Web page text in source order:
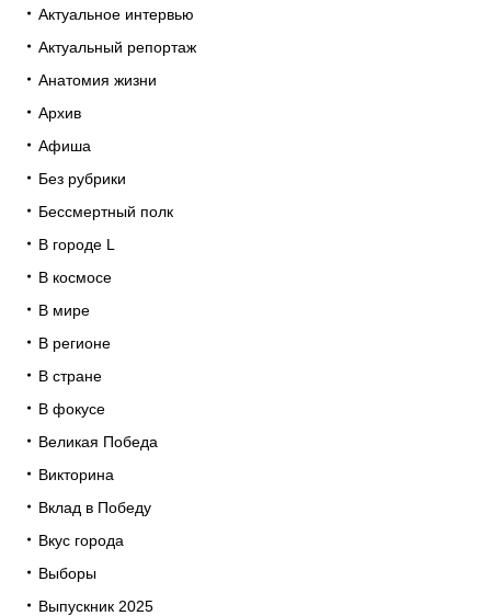
Актуальное интервью
Актуальный репортаж
Анатомия жизни
Архив
Афиша
Без рубрики
Бессмертный полк
В городе L
В космосе
В мире
В регионе
В стране
В фокусе
Великая Победа
Викторина
Вклад в Победу
Вкус города
Выборы
Выпускник 2025